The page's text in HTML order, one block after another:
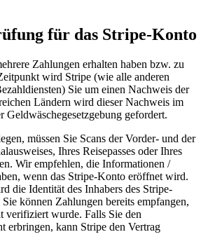
für das Stripe-Konto
Zahlungen erhalten haben bzw. zu
wird Stripe (wie alle anderen
Sie um einen Nachweis der
Ländern wird dieser Nachweis im
Geldwäschegesetzgebung gefordert.
müssen Sie Scans der Vorder- und der
Ihres Reisepasses oder Ihres
Wir empfehlen, die Informationen /
wenn das Stripe-Konto eröffnet wird.
die Identität des Inhabers des Stripe-
können Zahlungen bereits empfangen,
verifiziert wurde. Falls Sie den
erbringen, kann Stripe den Vertrag